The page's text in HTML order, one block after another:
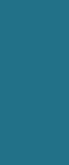
de Petróleo,
horas para
Terra. São
que teve
que
de